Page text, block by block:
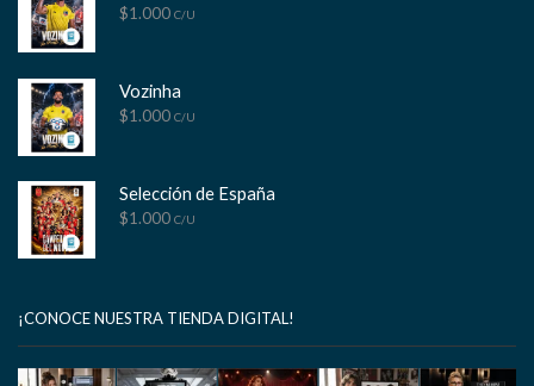
$1.000 C/U
Vozinha
$1.000 C/U
Selección de España
$1.000 C/U
¡CONOCE NUESTRA TIENDA DIGITAL!